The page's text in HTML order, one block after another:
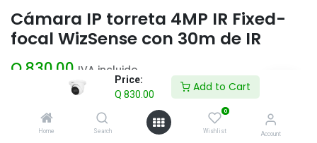
Price:
Q 830.00
Add to Cart
Home Search
0
Wishlist Account
Cámara IP torreta 4MP IR Fixed-
focal WizSense con 30m de IR
Q 830.00 IVA incluido
Add to Cart